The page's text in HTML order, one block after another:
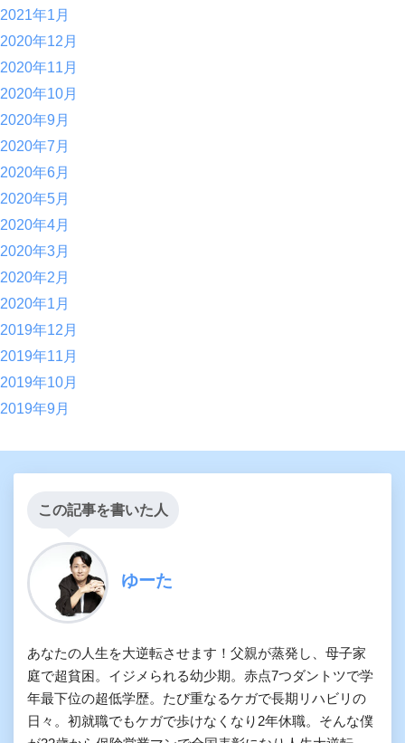
2021年1月
2020年12月
2020年11月
2020年10月
2020年9月
2020年7月
2020年6月
2020年5月
2020年4月
2020年3月
2020年2月
2020年1月
2019年12月
2019年11月
2019年10月
2019年9月
この記事を書いた人
ゆーた
あなたの人生を大逆転させます！父親が蒸発し、母子家
庭で超貧困。イジメられる幼少期。赤点7つダントツで学
年最下位の超低学歴。たび重なるケガで長期リハビリの
日々。初就職でもケガで歩けなくなり2年休職。そんな僕